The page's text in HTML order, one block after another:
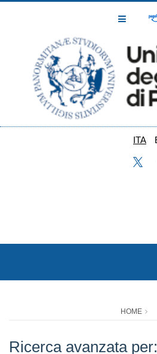
Toggle
ITA
HOME
Ricerca avanzata per: